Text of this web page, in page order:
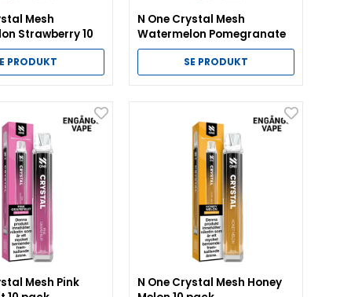
Mesh
Strawberry 10
PRODUKT
N One Crystal Mesh
Watermelon Pomegranate
10 pack
SE PRODUKT
Mesh Pink
N One Crystal Mesh Honey